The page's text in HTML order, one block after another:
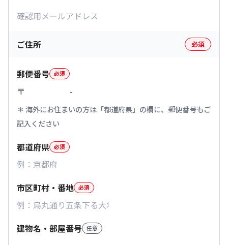
ご住所 必須
郵便番号 必須
〒 -
海外にお住まいの方は「都道府県」の欄に、郵便番号もご
記入ください
都道府県 必須
市区町村・番地 必須
建物名・部屋番号 任意